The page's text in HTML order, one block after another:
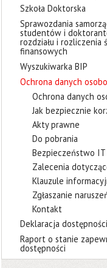
Szkoła Doktorska
Sprawozdania
studentów i
rozdziału i rozliczenia
finansowych
Wyszukiwarka BIP
Ochrona danych
Ochrona danych
Jak bezpiecznie
Akty prawne
Do pobrania
Bezpieczeństwo IT
Zalecenia
Klauzule
Zgłaszanie
Kontakt
Deklaracja dostępności
Raport o stanie
dostępności